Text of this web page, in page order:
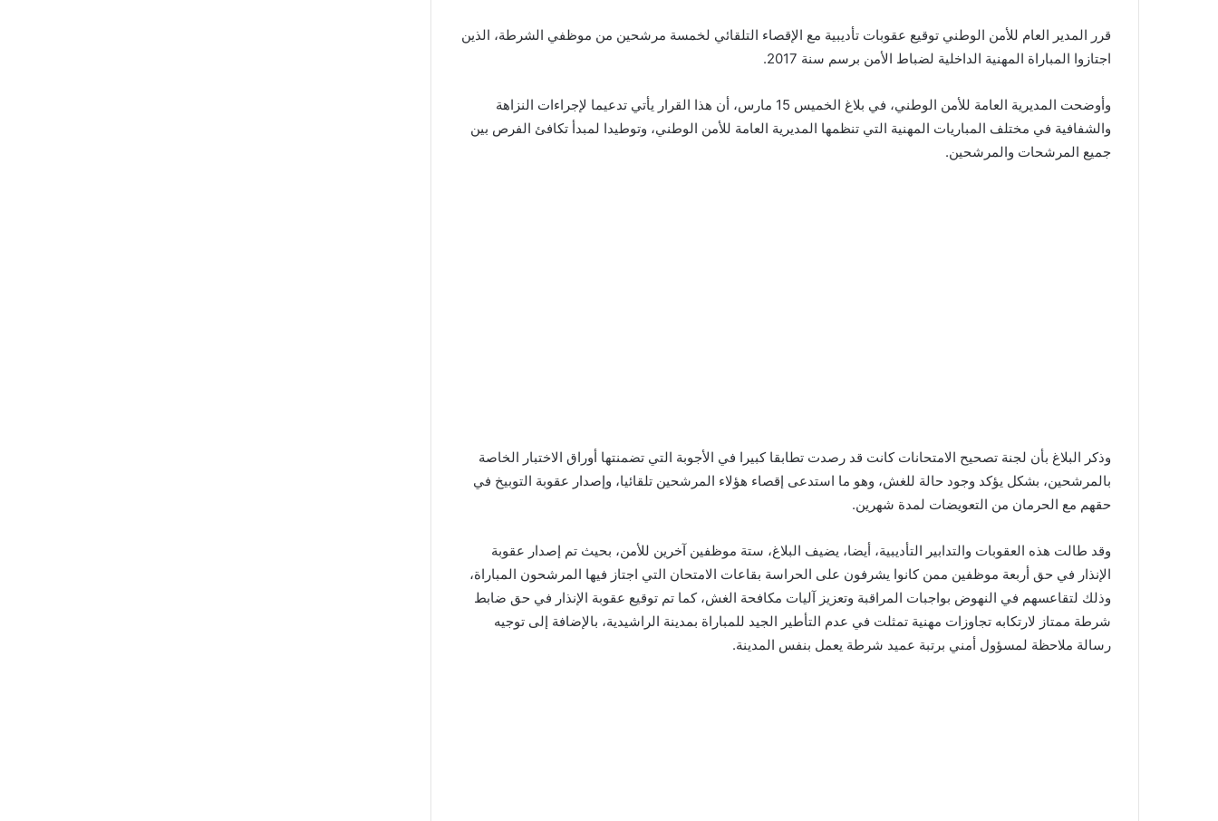
قرر المدير العام للأمن الوطني توقيع عقوبات تأديبية مع الإقصاء التلقائي لخمسة مرشحين من موظفي الشرطة، الذين
اجتازوا المباراة المهنية الداخلية لضباط الأمن برسم سنة 2017.
وأوضحت المديرية العامة للأمن الوطني، في بلاغ الخميس 15 مارس، أن هذا القرار يأتي تدعيما لإجراءات النزاهة
والشفافية في مختلف المباريات المهنية التي تنظمها المديرية العامة للأمن الوطني، وتوطيدا لمبدأ تكافئ الفرص بين
جميع المرشحات والمرشحين.
وذكر البلاغ بأن لجنة تصحيح الامتحانات كانت قد رصدت تطابقا كبيرا في الأجوبة التي تضمنتها أوراق الاختبار الخاصة
بالمرشحين، بشكل يؤكد وجود حالة للغش، وهو ما استدعى إقصاء هؤلاء المرشحين تلقائيا، وإصدار عقوبة التوبيخ في
حقهم مع الحرمان من التعويضات لمدة شهرين.
وقد طالت هذه العقوبات والتدابير التأديبية، أيضا، يضيف البلاغ، ستة موظفين آخرين للأمن، بحيث تم إصدار عقوبة
الإنذار في حق أربعة موظفين ممن كانوا يشرفون على الحراسة بقاعات الامتحان التي اجتاز فيها المرشحون المباراة،
وذلك لتقاعسهم في النهوض بواجبات المراقبة وتعزيز آليات مكافحة الغش، كما تم توقيع عقوبة الإنذار في حق ضابط
شرطة ممتاز لارتكابه تجاوزات مهنية تمثلت في عدم التأطير الجيد للمباراة بمدينة الراشيدية، بالإضافة إلى توجيه
رسالة ملاحظة لمسؤول أمني برتبة عميد شرطة يعمل بنفس المدينة.